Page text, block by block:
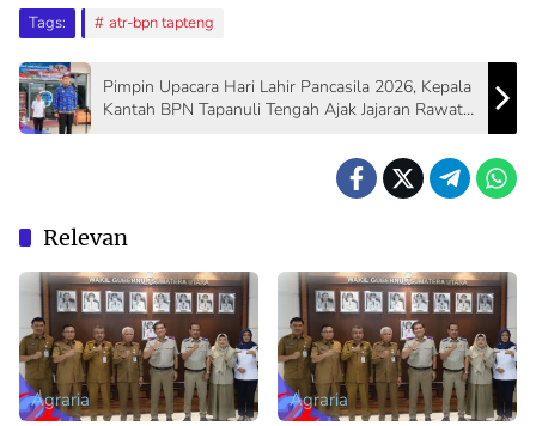
Tags: atr-bpn tapteng
Pimpin Upacara Hari Lahir Pancasila 2026, Kepala
Kantah BPN Tapanuli Tengah Ajak Jajaran Rawat
Relevan
Agraria Agraria